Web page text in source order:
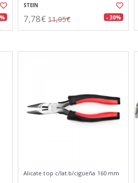
STEIN
7,78€ 11,05€ - 30%
Alicate top c/lat.b/cigüeña 160 mm